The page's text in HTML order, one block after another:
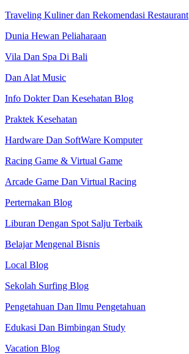
Traveling Kuliner dan Rekomendasi Restaurant
Dunia Hewan Peliaharaan
Vila Dan Spa Di Bali
Dan Alat Music
Info Dokter Dan Kesehatan Blog
Praktek Kesehatan
Hardware Dan SoftWare Komputer
Racing Game & Virtual Game
Arcade Game Dan Virtual Racing
Perternakan Blog
Liburan Dengan Spot Salju Terbaik
Belajar Mengenal Bisnis
Local Blog
Sekolah Surfing Blog
Pengetahuan Dan Ilmu Pengetahuan
Edukasi Dan Bimbingan Study
Vacation Blog